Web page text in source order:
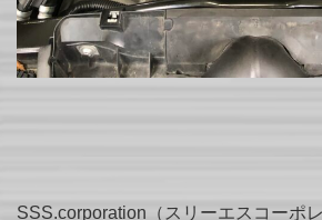
SSS.corporation（スリーエスコーポレ